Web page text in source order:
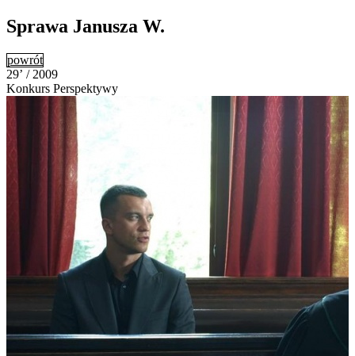
Sprawa Janusza W.
powrót
29’ / 2009
Konkurs Perspektywy